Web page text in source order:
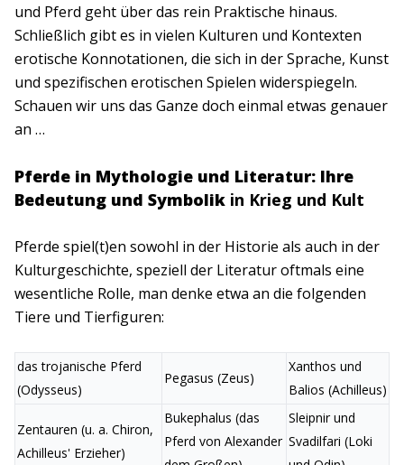
und Pferd geht über das rein Praktische hinaus.
Schließlich gibt es in vielen Kulturen und Kontexten
erotische Konnotationen, die sich in der Sprache, Kunst
und spezifischen erotischen Spielen widerspiegeln.
Schauen wir uns das Ganze doch einmal etwas genauer
an …
Pferde in Mythologie und Literatur: Ihre
Bedeutung und Symbolik in Krieg und Kult
Pferde spiel(t)en sowohl in der Historie als auch in der
Kulturgeschichte, speziell der Literatur oftmals eine
wesentliche Rolle, man denke etwa an die folgenden
Tiere und Tierfiguren:
das trojanische Pferd
(Odysseus)
Pegasus (Zeus)
Xanthos und
Balios (Achilleus)
Zentauren (u. a. Chiron,
Achilleus' Erzieher)
Bukephalus (das
Pferd von Alexander
Sleipnir und
Svadilfari (Loki